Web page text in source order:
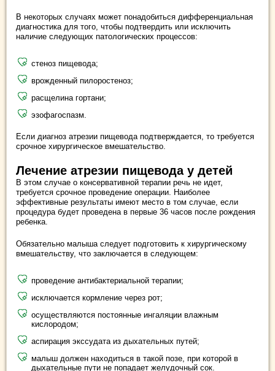
В некоторых случаях может понадобиться дифференциальная
диагностика для того, чтобы подтвердить или исключить
наличие следующих патологических процессов:
стеноз пищевода;
врожденный пилоростеноз;
расщелина гортани;
эзофагоспазм.
Если диагноз атрезии пищевода подтверждается, то требуется
срочное хирургическое вмешательство.
Лечение атрезии пищевода у детей
В этом случае о консервативной терапии речь не идет,
требуется срочное проведение операции. Наиболее
эффективные результаты имеют место в том случае, если
процедура будет проведена в первые 36 часов после рождения
ребенка.
Обязательно малыша следует подготовить к хирургическому
вмешательству, что заключается в следующем:
проведение антибактериальной терапии;
исключается кормление через рот;
осуществляются постоянные ингаляции влажным
кислородом;
аспирация экссудата из дыхательных путей;
малыш должен находиться в такой позе, при которой в
дыхательные пути не попадает желудочный сок.